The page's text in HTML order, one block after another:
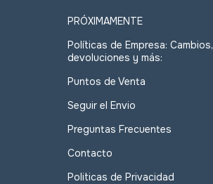
PRÓXIMAMENTE
Políticas de Empresa: Cambios,
devoluciones y más:
Puntos de Venta
Seguir el Envio
Preguntas Frecuentes
Contacto
Politicas de Privacidad